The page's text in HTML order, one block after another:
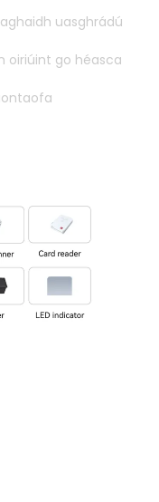
uasghrádú
oiriúint go héasca